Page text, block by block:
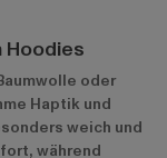
Hoodies
oder
Haptik und
weich und
während